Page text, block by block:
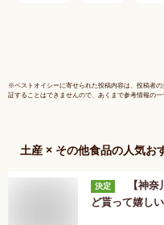
※ベストオイシーに寄せられた投稿内容は、投稿者
証することはできませんので、あくまで参考情報の一
土産 × その他食品の人気お
決定
【神
ど貰って嬉し